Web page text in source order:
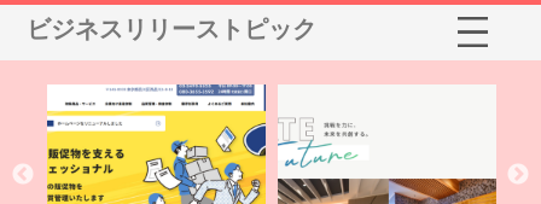
ビジネスリリーストピック